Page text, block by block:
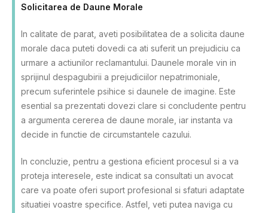
Solicitarea de Daune Morale
In calitate de parat, aveti posibilitatea de a solicita daune
morale daca puteti dovedi ca ati suferit un prejudiciu ca
urmare a actiunilor reclamantului. Daunele morale vin in
sprijinul despagubirii a prejudiciilor nepatrimoniale,
precum suferintele psihice si daunele de imagine. Este
esential sa prezentati dovezi clare si concludente pentru
a argumenta cererea de daune morale, iar instanta va
decide in functie de circumstantele cazului.
In concluzie, pentru a gestiona eficient procesul si a va
proteja interesele, este indicat sa consultati un avocat
care va poate oferi suport profesional si sfaturi adaptate
situatiei voastre specifice. Astfel, veti putea naviga cu